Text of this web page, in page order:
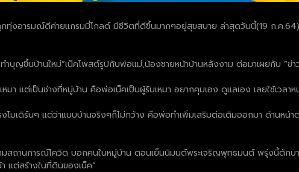
ทุ่งอารมณ์ดีค่ายแกรมมี่โกลด์ มีชีวิตที่ดีขึ้นมากๆอยู่สุขสบาย ล่าสุดวันนี้(19 ก.ค
ญขึ้นบ้านใหม่”เน็คโพสต์รูปกับพ่อแม่,น้องชายหน้าบ้านหลังงาม ต่อมาเผยกับ “ข่า
มา แต่เป็นช่างที่หมู่บ้าน คือพ่อเน็คเป็นผู้รับเหมา อยากคุมเอง ดูแลเอง เลยใช้เวล
โมเดิร์นๆ แต่ว่าแบบบ้านจริงๆก็ไม่กว้าง คือพ่อทำเพิ่มเสริมต่อเติมออกมา ด้านห
สถานการณ์โควิด บอกคนในหมู่บ้าน ตอนเย็นนิมนต์พระเจริญพุทธมนต์ พรุ่งนี้ตัก
แต่สร้างในที่ดินของเน็ค”